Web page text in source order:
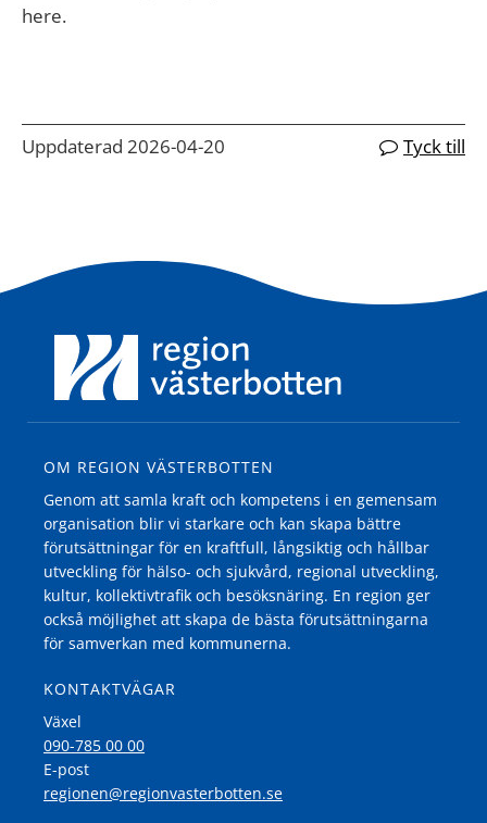
here.
Uppdaterad 2026-04-20 Tyck till
OM REGION VÄSTERBOTTEN
Genom att samla kraft och kompetens i en gemensam
organisation blir vi starkare och kan skapa bättre
förutsättningar för en kraftfull, långsiktig och hållbar
utveckling för hälso- och sjukvård, regional utveckling,
kultur, kollektivtrafik och besöksnäring. En region ger
också möjlighet att skapa de bästa förutsättningarna
för samverkan med kommunerna.
KONTAKTVÄGAR
Växel
090-785 00 00
E-post
regionen@regionvasterbotten.se